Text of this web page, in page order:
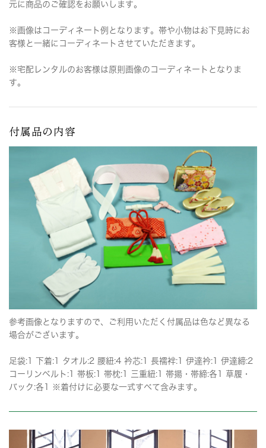
元に商品のご確認をお願いします。
※画像はコーディネート例となります。帯や小物はお下見時にお
客様と一緒にコーディネートさせていただきます。
※宅配レンタルのお客様は原則画像のコーディネートとなりま
す。
付属品の内容
参考画像となりますので、ご利用いただく付属品は色など異なる
場合がございます。
足袋:1 下着:1 タオル:2 腰紐:4 衿芯:1 長襦袢:1 伊達衿:1 伊達締:2
コーリンベルト:1 帯板:1 帯枕:1 三重紐:1 帯揚・帯締:各1 草履・
バック:各1 ※着付けに必要な一式すべて含みます。